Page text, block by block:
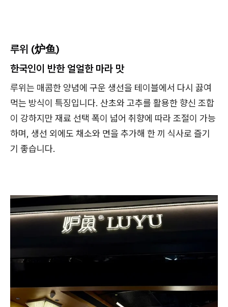
루위 (炉鱼)
한국인이 반한 얼얼한 마라 맛
루위는 매콤한 양념에 구운 생선을 테이블에서 다시 끓여
먹는 방식이 특징입니다. 산초와 고추를 활용한 향신 조합
이 강하지만 재료 선택 폭이 넓어 취향에 따라 조절이 가능
하며, 생선 외에도 채소와 면을 추가해 한 끼 식사로 즐기
기 좋습니다.